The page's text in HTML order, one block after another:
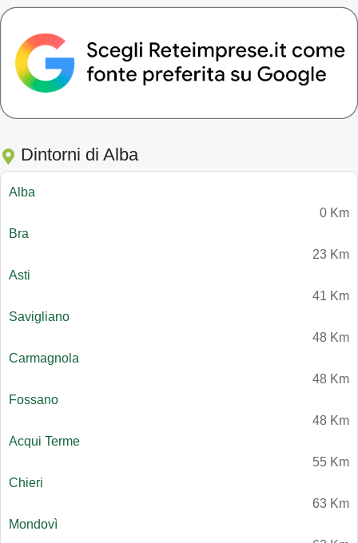
Dintorni di Alba
Alba
0 Km
Bra
23 Km
Asti
41 Km
Savigliano
48 Km
Carmagnola
48 Km
Fossano
48 Km
Acqui Terme
55 Km
Chieri
63 Km
Mondovì